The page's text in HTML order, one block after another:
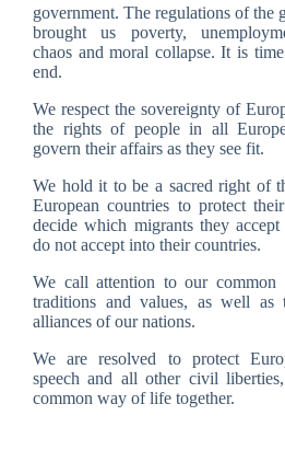
government. The regulations of the
brought us poverty,
chaos and moral collapse. It is
end.
We respect the sovereignty of
the rights of people in all
govern their affairs as they see fit.
We hold it to be a sacred right of
European countries to protect
decide which migrants they
do not accept into their countries.
We call attention to our common
traditions and values, as well as
alliances of our nations.
We are resolved to protect
speech and all other civil
common way of life together.